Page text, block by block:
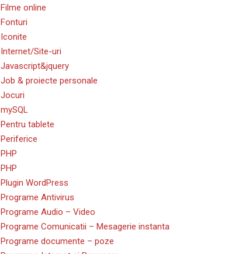
Filme online
Fonturi
Iconite
Internet/Site-uri
Javascript&jquery
Job & proiecte personale
Jocuri
mySQL
Pentru tablete
Periferice
PHP
PHP
Plugin WordPress
Programe Antivirus
Programe Audio – Video
Programe Comunicatii – Mesagerie instanta
Programe documente – poze